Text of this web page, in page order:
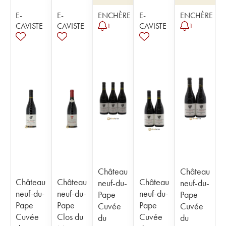
E-
CAVISTE
Château
neuf-du-
Pape
Cuvée
E-
CAVISTE
Château
neuf-du-
Pape
Clos du
ENCHÈRE
1
Château
neuf-du-
Pape
Cuvée
du
E-
CAVISTE
Château
neuf-du-
Pape
Cuvée
ENCHÈRE
1
Château
neuf-du-
Pape
Cuvée
du